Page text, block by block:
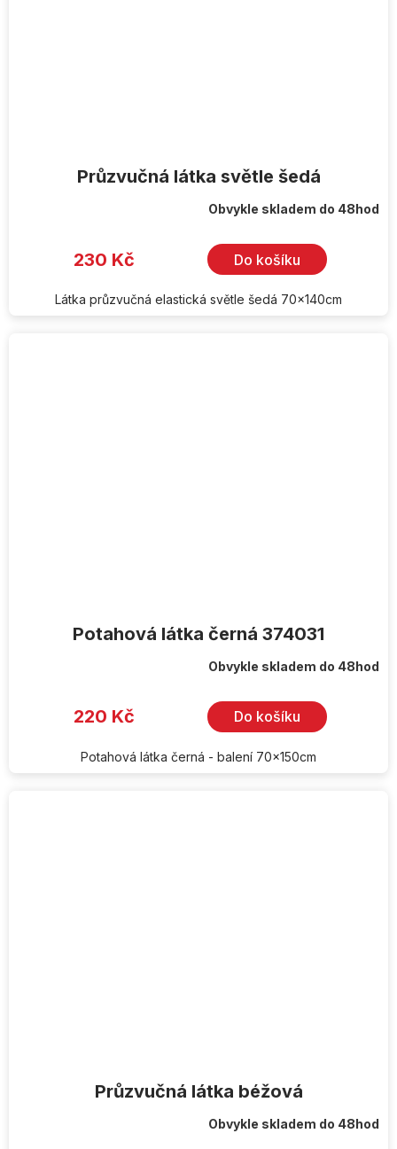
Průzvučná látka světle šedá
Obvykle skladem do 48hod
230 Kč Do košíku
Látka průzvučná elastická světle šedá 70x140cm
Potahová látka černá 374031
Obvykle skladem do 48hod
220 Kč Do košíku
Potahová látka černá - balení 70x150cm
Průzvučná látka béžová
Obvykle skladem do 48hod